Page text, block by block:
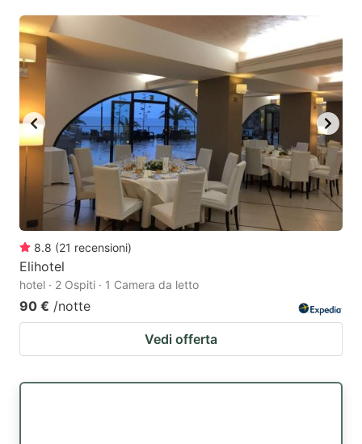
8.8 (21 recensioni)
Elihotel
hotel · 2 Ospiti · 1 Camera da letto
90 € /notte
Vedi offerta